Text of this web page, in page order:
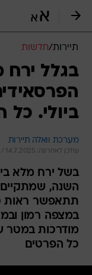
תיירות/חדשות
בגלל
ביולי. כל
מערכת וואלה תיירות
עודכן לאחרונה: 14.7.2025 / 11:59
בשל ירח מלא
השנה, שמתקיים
תתאפשר ראות
במצפה רמון
מודרכות במטר
כל הפרטים